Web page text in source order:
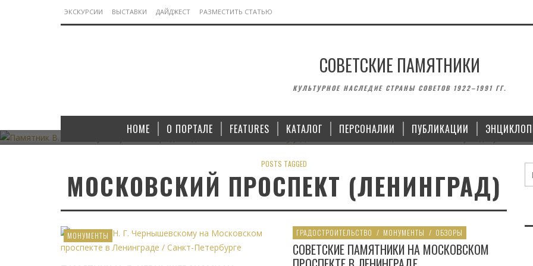
ЭКСКУРСИИ ВЫСТАВКИ ДАЙДЖЕСТ РАЗМЕСТИТЬ СТАТЬЮ
СОВЕТСКИЕ ПАМЯТНИКИ
КУЛЬТУРНОЕ НАСЛЕДИЕ СТРАНЫ СОВЕТОВ 1922–1991 ГГ.
HOME О ПОРТАЛЕ FEATURES КАТАЛОГ ПЕРСОНАЛИИ ПУБЛИКАЦИИ
АЛДАНЕ
07.11.2022
МОНУМЕНТЫ
ЛИПЕЦКЕ
15.10.2022
ВОИНСКИЕ
В
POSTS TAGGED
МОСКОВСКИЙ ПРОСПЕКТ (ЛЕНИНГРАД)
МОНУМЕНТЫ ГРАДОСТРОИТЕЛЬСТВО / МОНУМЕНТЫ / ОБЗОРЫ
СОВЕТСКИЕ ПАМЯТНИКИ НА МОСКОВСКОМ